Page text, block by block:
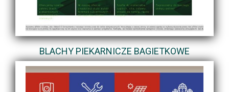
BLACHY PIEKARNICZE BAGIETKOWE